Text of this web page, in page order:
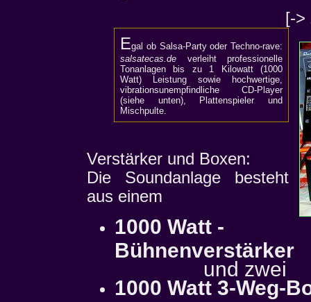
[->
Egal ob Salsa-Party oder Techno-rave:
salsatecas.de verleiht professionelle
Tonanlagen bis zu 1 Kilowatt (1000
Watt) Leistung sowie hochwertige,
vibrationsunempfindliche CD-Player
(siehe unten), Plattenspieler und
Mischpulte.
Verstärker und Boxen:
Die Soundanlage besteht
aus einem
1000 Watt -
Bühnenverstärker
und zwei
1000 Watt 3-Weg-